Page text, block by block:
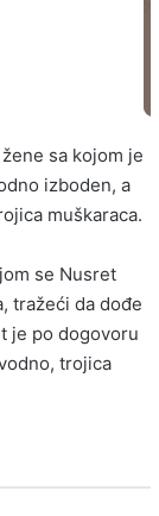
sa kojom je
izboden, a
muškaraca.
se Nusret
tražeći da dođe
je po dogovoru
trojica